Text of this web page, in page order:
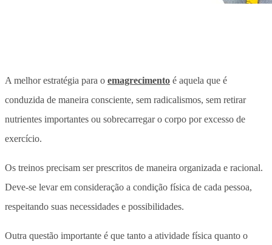
A melhor estratégia para o emagrecimento é aquela que é
conduzida de maneira consciente, sem radicalismos, sem retirar
nutrientes importantes ou sobrecarregar o corpo por excesso de
exercício.
Os treinos precisam ser prescritos de maneira organizada e racional.
Deve-se levar em consideração a condição física de cada pessoa,
respeitando suas necessidades e possibilidades.
Outra questão importante é que tanto a atividade física quanto o